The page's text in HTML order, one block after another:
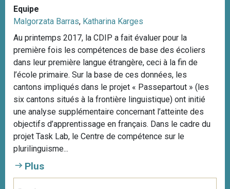
Equipe
Malgorzata Barras, Katharina Karges
Au printemps 2017, la CDIP a fait évaluer pour la
première fois les compétences de base des écoliers
dans leur première langue étrangère, ceci à la fin de
l’école primaire. Sur la base de ces données, les
cantons impliqués dans le projet « Passepartout » (les
six cantons situés à la frontière linguistique) ont initié
une analyse supplémentaire concernant l’atteinte des
objectifs d’apprentissage en français. Dans le cadre du
projet Task Lab, le Centre de compétence sur le
plurilinguisme...
Plus